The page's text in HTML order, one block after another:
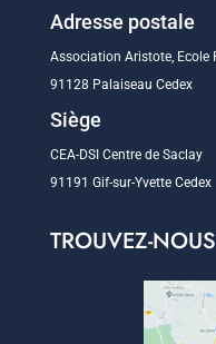
Adresse postale
Association Aristote, Ecole
91128 Palaiseau Cedex
Siège
CEA-DSI Centre de Saclay
91191 Gif-sur-Yvette Cedex
TROUVEZ-NOUS